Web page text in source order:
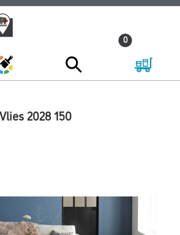
0
2028 150